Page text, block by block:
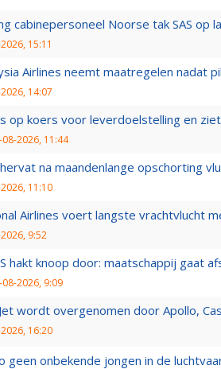
cabinepersoneel Noorse tak SAS op
15:11
Airlines neemt maatregelen nadat
14:07
op koers voor leverdoelstelling en
08-2026, 11:44
na maandenlange opschorting
11:10
Airlines voert langste vrachtvlucht
9:52
hakt knoop door: maatschappij gaat
08-2026, 9:09
wordt overgenomen door Apollo,
16:20
geen onbekende jongen in de